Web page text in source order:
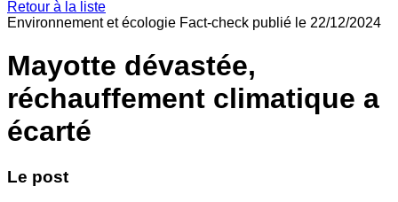
Retour à la liste
Environnement et écologie Fact-check publié le 22/12/2024
Mayotte dévastée,
réchauffement climatique a
écarté
Le post